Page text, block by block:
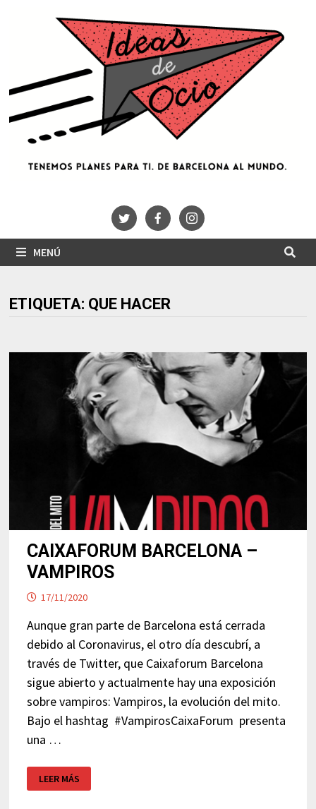
MENÚ
ETIQUETA: QUE HACER
CAIXAFORUM BARCELONA –
VAMPIROS
17/11/2020
Aunque gran parte de Barcelona está cerrada
debido al Coronavirus, el otro día descubrí, a
través de Twitter, que Caixaforum Barcelona
sigue abierto y actualmente hay una exposición
sobre vampiros: Vampiros, la evolución del mito.
Bajo el hashtag #VampirosCaixaForum presenta
una …
CAIXAFORUM
BARCELONA
–
LEER MÁS